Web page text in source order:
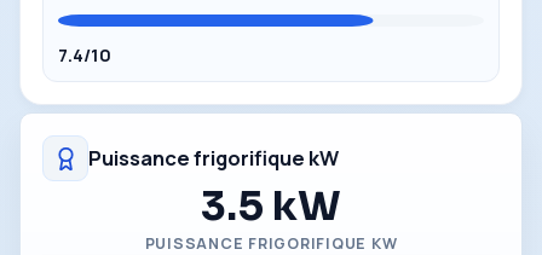
7.4/10
Puissance frigorifique kW
3.5 kW
PUISSANCE FRIGORIFIQUE KW